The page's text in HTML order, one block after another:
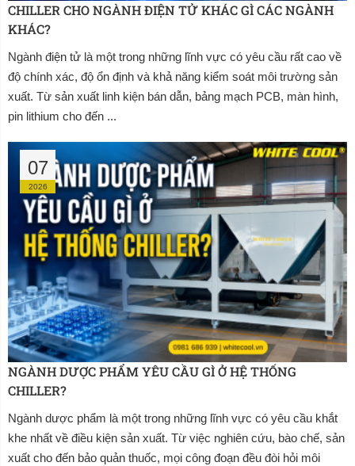
CHILLER CHO NGÀNH ĐIỆN TỬ KHÁC GÌ CÁC NGÀNH
KHÁC?
Ngành điện tử là một trong những lĩnh vực có yêu cầu rất cao về
độ chính xác, độ ổn định và khả năng kiểm soát môi trường sản
xuất. Từ sản xuất linh kiện bán dẫn, bảng mạch PCB, màn hình,
pin lithium cho đến ...
07
2026
NGÀNH DƯỢC PHẨM YÊU CẦU GÌ Ở HỆ THỐNG
CHILLER?
Ngành dược phẩm là một trong những lĩnh vực có yêu cầu khắt
khe nhất về điều kiện sản xuất. Từ việc nghiên cứu, bào chế, sản
xuất cho đến bảo quản thuốc, mọi công đoạn đều đòi hỏi môi